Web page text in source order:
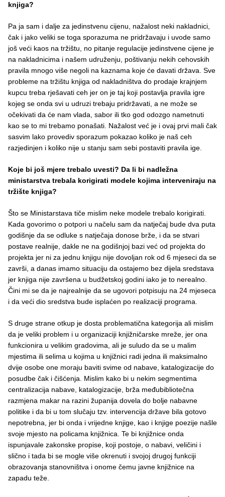
knjiga?
Pa ja sam i dalje za jedinstvenu cijenu, nažalost neki nakladnici,
čak i jako veliki se toga sporazuma ne pridržavaju i uvode samo
još veći kaos na tržištu, no pitanje regulacije jedinstvene cijene je
na nakladnicima i našem udruženju, poštivanju nekih cehovskih
pravila mnogo više negoli na kaznama koje će davati država. Sve
probleme na tržištu knjiga od nakladništva do prodaje krajnjem
kupcu treba rješavati ceh jer on je taj koji postavlja pravila igre
kojeg se onda svi u udruzi trebaju pridržavati, a ne može se
očekivati da će nam vlada, sabor ili tko god odozgo nametnuti
kao se to mi trebamo ponašati. Nažalost već je i ovaj prvi mali čak
sasvim lako provediv sporazum pokazao koliko je naš ceh
razjedinjen i koliko nije u stanju sam sebi postaviti pravila ige.
Koje bi još mjere trebalo uvesti? Da li bi nadležna
ministarstva trebala korigirati modele kojima interveniraju na
tržište knjiga?
Što se Ministarstava tiče mislim neke modele trebalo korigirati.
Kada govorimo o potpori u načelu sam da natječaj bude dva puta
godišnje da se odluke s natječaja donose brže, i da se stvari
postave realnije, dakle ne na godišnjoj bazi već od projekta do
projekta jer ni za jednu knjigu nije dovoljan rok od 6 mjeseci da se
završi, a danas imamo situaciju da ostajemo bez dijela sredstava
jer knjiga nije završena u budžetskoj godini iako je to nerealno.
Čini mi se da je najrealnije da se ugovori potpisuju na 24 mjeseca
i da veći dio sredstva bude isplaćen po realizaciji programa.
S druge strane otkup je dosta problematična kategorija ali mislim
da je veliki problem i u organizaciji knjižničarske mreže, jer ona
funkcionira u velikim gradovima, ali je suludo da se u malim
mjestima ili selima u kojima u knjižnici radi jedna ili maksimalno
dvije osobe one moraju baviti svime od nabave, katalogizacije do
posudbe čak i čišćenja. Mislim kako bi u nekim segmentima
centralizacija nabave, katalogizacije, brža međubibliotečna
razmjena makar na razini županija dovela do bolje nabavne
politike i da bi u tom slučaju tzv. intervencija države bila gotovo
nepotrebna, jer bi onda i vrijedne knjige, kao i knjige poezije našle
svoje mjesto na policama knjižnica. Te bi knjižnice onda
ispunjavale zakonske propise, koji postoje, o nabavi, veličini i
slično i tada bi se mogle više okrenuti i svojoj drugoj funkciji
obrazovanja stanovništva i onome čemu javne knjižnice na
zapadu teže.